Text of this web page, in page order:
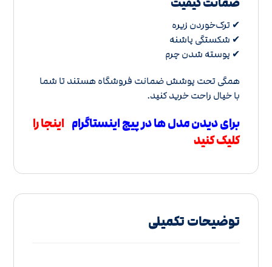
✔ ترک‌خوردن زیره
✔ شکستگی پاشنه
✔ پوسته شدن چرم
همگی تحت پوشش ضمانت فروشگاه هستند تا شما
با خیال راحت خرید کنید.
برای دیدن مدل ها در پیج اینستاگرام اینجا را
کلیک کنید
توضیحات تکمیلی